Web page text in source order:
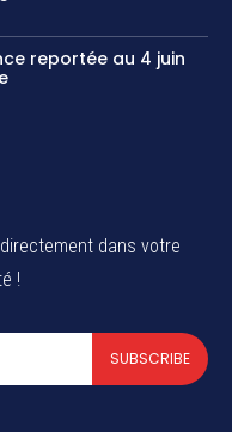
reportée au 4 juin
dans votre
!
SUBSCRIBE